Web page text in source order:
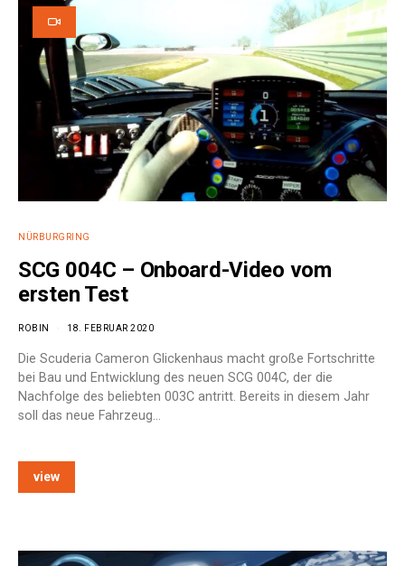
NÜRBURGRING
SCG 004C – Onboard-Video vom
ersten Test
ROBIN 18. FEBRUAR 2020
Die Scuderia Cameron Glickenhaus macht große Fortschritte
bei Bau und Entwicklung des neuen SCG 004C, der die
Nachfolge des beliebten 003C antritt. Bereits in diesem Jahr
soll das neue Fahrzeug…
view